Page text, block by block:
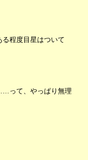
る程度目星はついて
って、やっぱり無理